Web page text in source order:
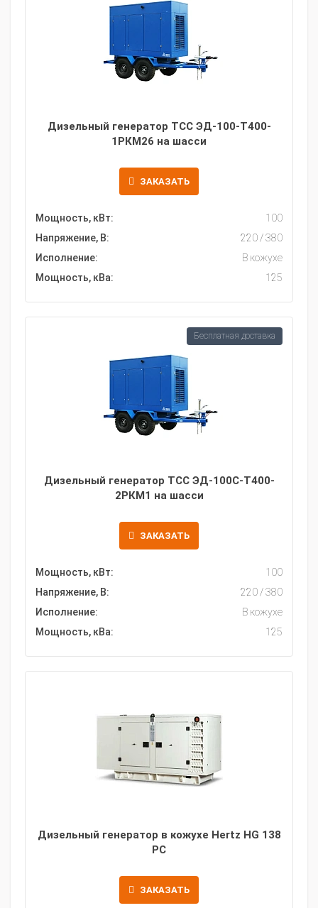
Дизельный генератор ТСС ЭД-100-Т400-
1РКМ26 на шасси
ЗАКАЗАТЬ
Мощность, кВт:
100
Напряжение, В:
220 / 380
Исполнение:
В кожухе
Мощность, кВа:
125
Дизельный генератор ТСС ЭД-100С-Т400-
2РКМ1 на шасси
ЗАКАЗАТЬ
Мощность, кВт:
100
Напряжение, В:
220 / 380
Исполнение:
В кожухе
Мощность, кВа:
125
Бесплатная доставка
Дизельный генератор в кожухе Hertz HG 138
PC
ЗАКАЗАТЬ